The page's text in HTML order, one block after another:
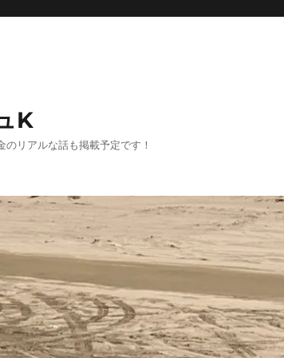
K
リアルな話も掲載予定です！